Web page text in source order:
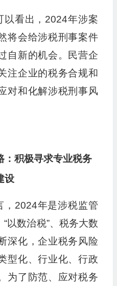
以看出，2024年涉案
将会给涉税刑事案件
自新的机会。民营企
注企业的税务合规和
对和化解涉税刑事风
：积极寻求专业税务
设
，2024年是涉税监管
以数治税”、税务大数
深化，企业税务风险
型化、行业化、行政
为了防范、应对税务